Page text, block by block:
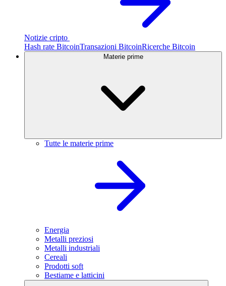
Notizie cripto
Hash rate BitcoinTransazioni BitcoinRicerche Bitcoin
Materie prime
Tutte le materie prime
Energia
Metalli preziosi
Metalli industriali
Cereali
Prodotti soft
Bestiame e latticini